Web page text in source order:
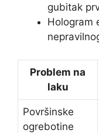
gubitak
Hologram
Problem na
laku
Površinske
ogrebotine